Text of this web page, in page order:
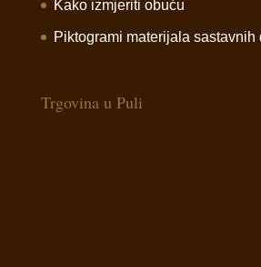
Kako izmjeriti obuću
Piktogrami materijala
Trgovina u Puli